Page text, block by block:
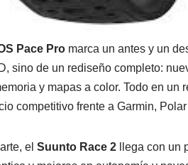
Pace Pro marca un antes y un
sino de un rediseño completo:
y mapas a color. Todo en
competitivo frente a Garmin,
el Suunto Race 2 llega con un